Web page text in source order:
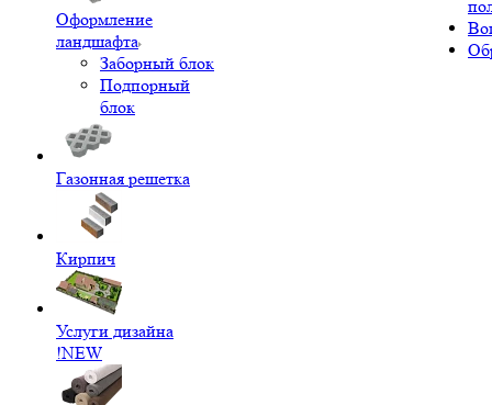
Оформление
ландшафта
Заборный блок
Подпорный
блок
Газонная решетка
Кирпич
Услуги дизайна
!NEW